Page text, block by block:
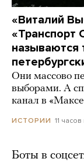
«Виталий
«Транспорт
называются
Они массово
выборами. А
канал в
ИСТОРИИ 11 часов
Боты в